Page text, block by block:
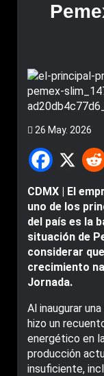
26 May. 2026
CDMX | El
uno de los
del país es la
situación de
considerar
crecimiento
Jornada.
Al inaugurar
hizo un
energético en
producción
insuficiente,